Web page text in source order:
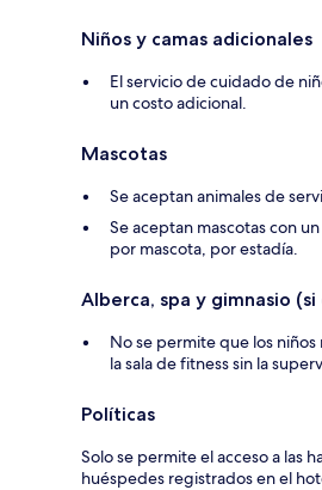
Niños y camas adicionales
El servicio de cuidado de
un costo adicional.
Mascotas
Se aceptan animales de
Se aceptan mascotas con
por mascota, por estadía.
Alberca, spa y gimnasio
No se permite que los niños
la sala de fitness sin la
Políticas
Solo se permite el acceso a las
huéspedes registrados en el